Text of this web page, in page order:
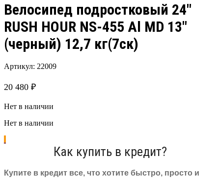
Велосипед подростковый 24″
RUSH HOUR NS-455 Al MD 13″
(черный) 12,7 кг(7ск)
Артикул: 22009
20 480 ₽
Нет в наличии
Нет в наличии
Как купить в кредит?
Купите в кредит все, что хотите быстро, просто и